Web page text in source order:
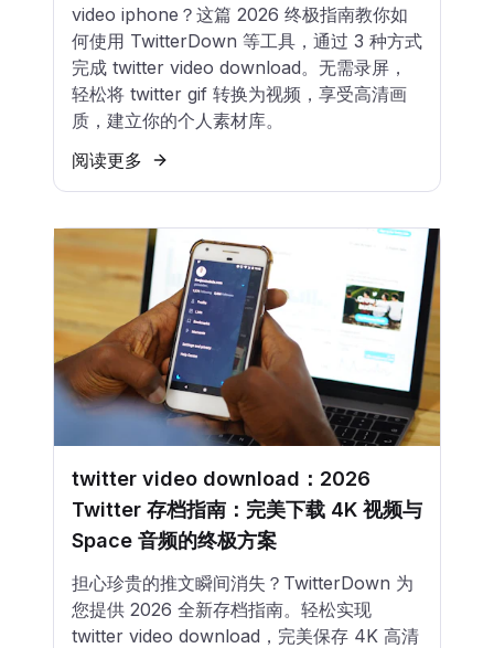
video iphone？这篇 2026 终极指南教你如
何使用 TwitterDown 等工具，通过 3 种方式
完成 twitter video download。无需录屏，
轻松将 twitter gif 转换为视频，享受高清画
质，建立你的个人素材库。
阅读更多
twitter video download：2026
Twitter 存档指南：完美下载 4K 视频与
Space 音频的终极方案
担心珍贵的推文瞬间消失？TwitterDown 为
您提供 2026 全新存档指南。轻松实现
twitter video download，完美保存 4K 高清